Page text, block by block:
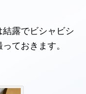
露でビシャビシ
ておきます。